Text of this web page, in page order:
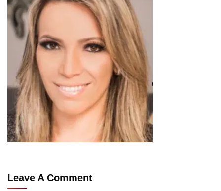
Leave A Comment